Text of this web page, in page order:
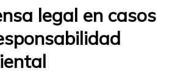
legal en casos